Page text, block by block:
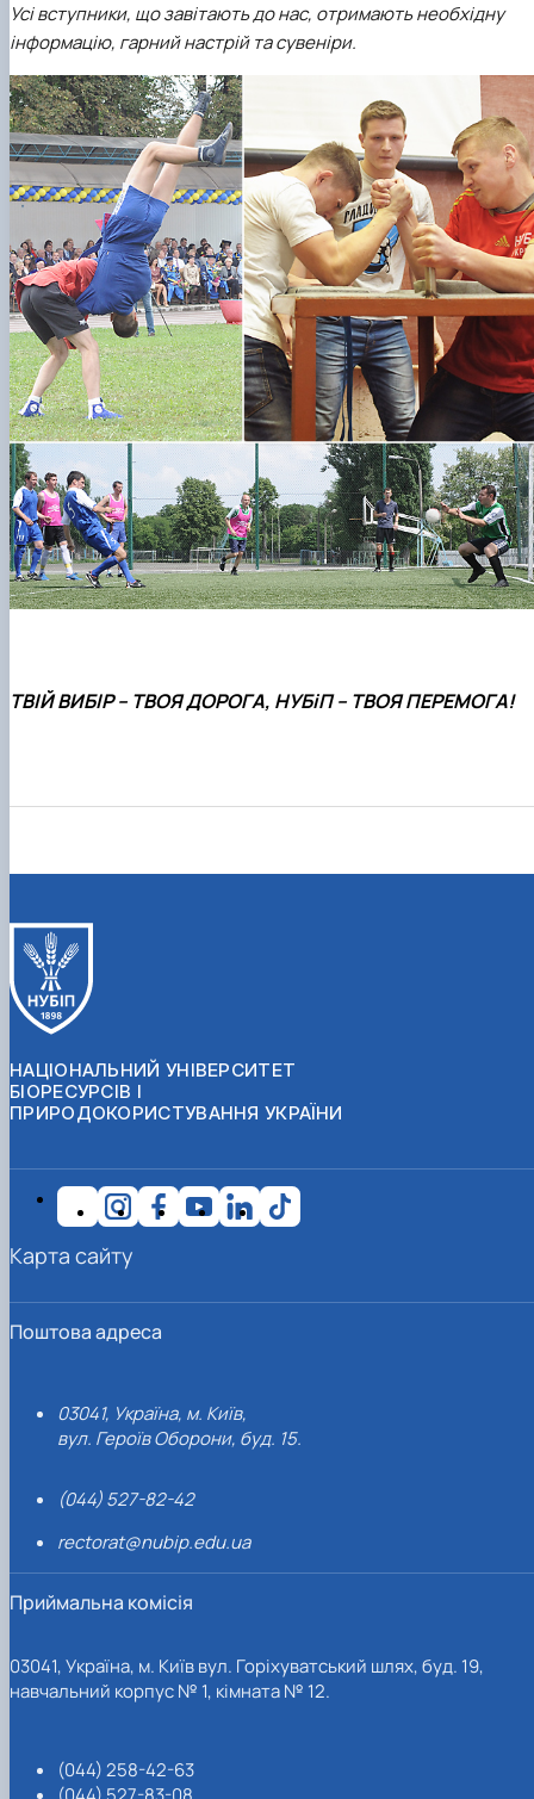
Усі вступники, що завітають до нас, отримають необхідну
інформацію, гарний настрій та сувеніри.
ТВІЙ ВИБІР – ТВОЯ ДОРОГА, НУБіП – ТВОЯ ПЕРЕМОГА!
НАЦІОНАЛЬНИЙ УНІВЕРСИТЕТ
БІОРЕСУРСІВ І
ПРИРОДОКОРИСТУВАННЯ УКРАЇНИ
Поштова адреса
03041, Україна, м. Київ,
вул. Героїв Оборони, буд. 15.
(044) 527-82-42
rectorat@nubip.edu.ua
Приймальна комісія
03041, Україна, м. Київ вул. Горіхуватський шлях, буд. 19,
навчальний корпус № 1, кімната № 12.
(044) 258-42-63
Карта сайту